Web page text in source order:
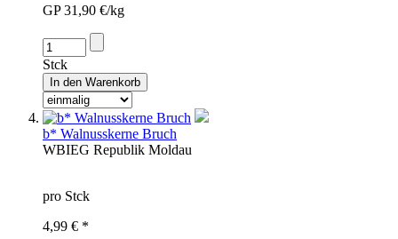
GP 31,90 €/kg
Stck
b* Walnusskerne Bruch
WBIEG Republik Moldau
pro Stck
4,99 € *